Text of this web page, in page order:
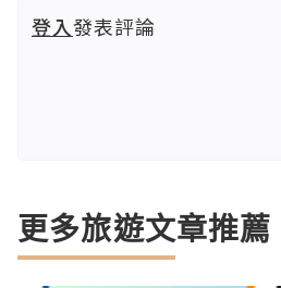
登入發表評論
更多旅遊文章推薦